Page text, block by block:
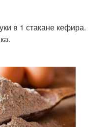
в 1 стакане кефира.